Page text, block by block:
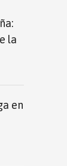
la
en